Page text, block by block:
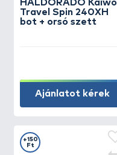
HALDORÁDÓ Kaiwo
Travel Spin 240XH
bot + orsó szett
Ajánlatot kérek
+150
Ft